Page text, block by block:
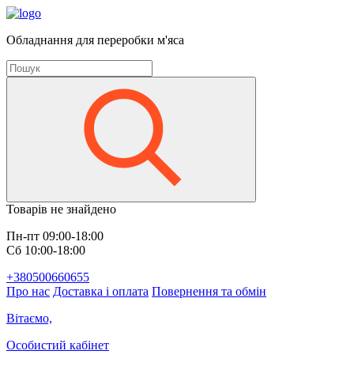
Обладнання для переробки м'яса
Товарів не знайдено
Пн-пт 09:00-18:00
Сб 10:00-18:00
+380500660655
Про нас Доставка і оплата Повернення та обмін
Вітаємо,
Особистий кабінет